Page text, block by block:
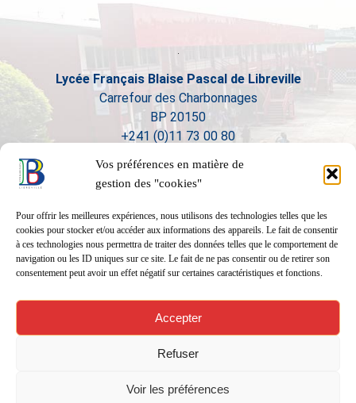
Vos préférences en matière de
gestion des "cookies"
Pour offrir les meilleures expériences, nous utilisons des technologies telles que les
cookies pour stocker et/ou accéder aux informations des appareils. Le fait de consentir
à ces technologies nous permettra de traiter des données telles que le comportement de
navigation ou les ID uniques sur ce site. Le fait de ne pas consentir ou de retirer son
consentement peut avoir un effet négatif sur certaines caractéristiques et fonctions.
Accepter
Refuser
Voir les préférences
Lycée Français Blaise Pascal de Libreville
Carrefour des Charbonnages
BP 20150
+241 (0)11 73 00 80